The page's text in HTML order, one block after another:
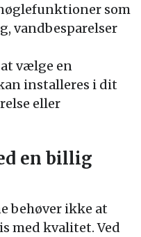
som
vandbesparelser
vælge en
installeres i dit
eller
en billig
behøver ikke at
med kvalitet. Ved